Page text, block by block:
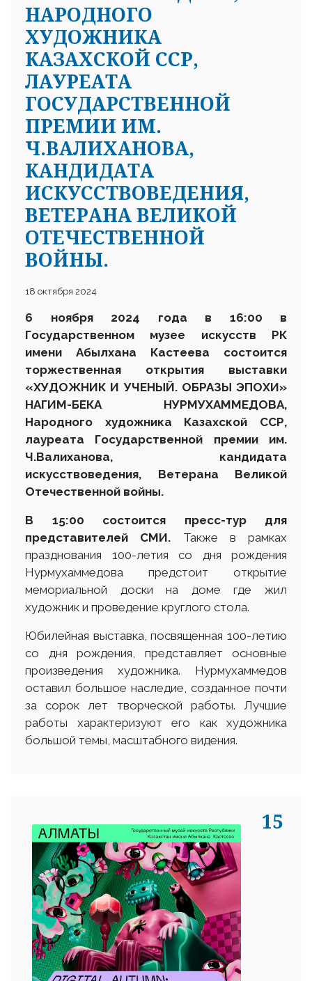
НАРОДНОГО
ХУДОЖНИКА
КАЗАХСКОЙ ССР,
ЛАУРЕАТА
ГОСУДАРСТВЕННОЙ
ПРЕМИИ ИМ.
Ч.ВАЛИХАНОВА,
КАНДИДАТА
ИСКУССТВОВЕДЕНИЯ,
ВЕТЕРАНА ВЕЛИКОЙ
ОТЕЧЕСТВЕННОЙ
ВОЙНЫ.
18 октября 2024
6 ноября 2024 года в 16:00 в
Государственном музее искусств РК
имени Абылхана Кастеева состоится
торжественная открытия выставки
«ХУДОЖНИК И УЧЕНЫЙ. ОБРАЗЫ ЭПОХИ»
НАГИМ-БЕКА НУРМУХАММЕДОВА,
Народного художника Казахской ССР,
лауреата Государственной премии им.
Ч.Валиханова, кандидата
искусствоведения, Ветерана Великой
Отечественной войны.
В 15:00 состоится пресс-тур для
представителей СМИ. Также в рамках
празднования 100-летия со дня рождения
Нурмухаммедова предстоит открытие
мемориальной доски на доме где жил
художник и проведение круглого стола.
Юбилейная выставка, посвященная 100-летию
со дня рождения, представляет основные
произведения художника. Нурмухаммедов
оставил большое наследие, созданное почти
за сорок лет творческой работы. Лучшие
работы характеризуют его как художника
большой темы, масштабного видения.
15